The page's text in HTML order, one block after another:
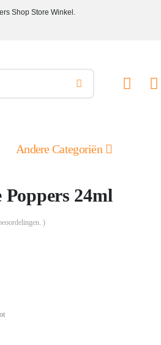
Shop Store Winkel.
Andere Categoriën
24ml
)